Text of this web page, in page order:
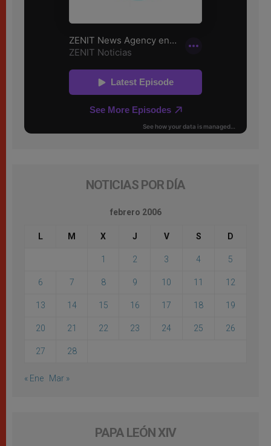
NOTICIAS POR DÍA
febrero 2006
L M X J V S D
1 2 3 4 5
6 7 8 9 10 11 12
13 14 15 16 17 18 19
20 21 22 23 24 25 26
27 28
« Ene Mar »
PAPA LEÓN XIV